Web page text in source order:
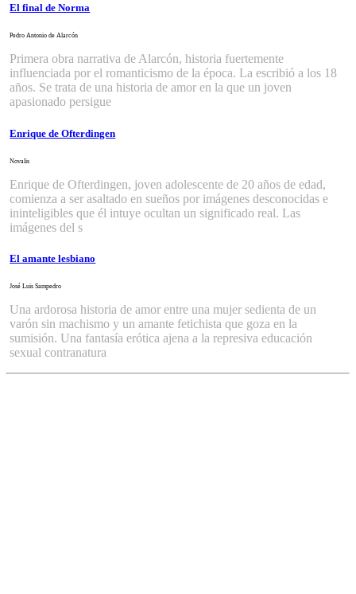
El final de Norma
Pedro Antonio de Alarcón
Primera obra narrativa de Alarcón, historia fuertemente
influenciada por el romanticismo de la época. La escribió a los 18
años. Se trata de una historia de amor en la que un joven
apasionado persigue
Enrique de Ofterdingen
Novalis
Enrique de Ofterdingen, joven adolescente de 20 años de edad,
comienza a ser asaltado en sueños por imágenes desconocidas e
ininteligibles que él intuye ocultan un significado real. Las
imágenes del s
El amante lesbiano
José Luis Sampedro
Una ardorosa historia de amor entre una mujer sedienta de un
varón sin machismo y un amante fetichista que goza en la
sumisión. Una fantasía erótica ajena a la represiva educación
sexual contranatura